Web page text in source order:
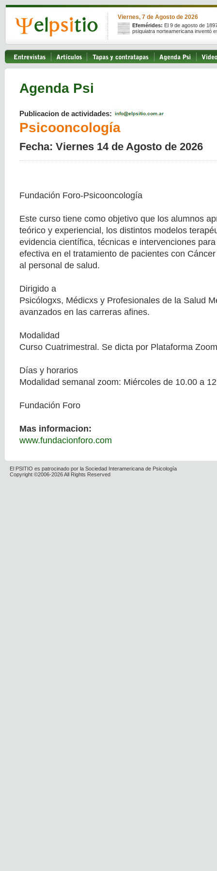
Viernes, 7 de Agosto de 2026
Efemérides: El 9 de agosto de
psiquiatra norteamericana inventó
Agenda Psi
Publicacion de actividades:
Psicooncología
Fecha: Viernes 14 de Agosto de 2026
Fundación Foro-Psicooncología
Este curso tiene como objetivo que los alumnos
teórico y experiencial, los distintos modelos
evidencia científica, técnicas e intervenciones
efectiva en el tratamiento de pacientes con
al personal de salud.
Dirigido a
Psicólogxs, Médicxs y Profesionales de la Salud
avanzados en las carreras afines.
Modalidad
Curso Cuatrimestral. Se dicta por Plataforma
Días y horarios
Modalidad semanal zoom: Miércoles de 10.00 a
Fundación Foro
Mas informacion:
www.fundacionforo.com
El PSITIO es patrocinado por la Sociedad Interamericana de Psicología
Copyright ©2006-2026 All Rights Reserved